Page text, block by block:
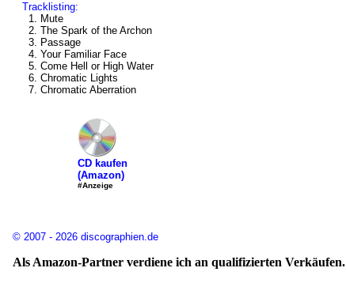
Tracklisting:
1. Mute
2. The Spark of the Archon
3. Passage
4. Your Familiar Face
5. Come Hell or High Water
6. Chromatic Lights
7. Chromatic Aberration
CD kaufen
(Amazon)
#Anzeige
© 2007 - 2026 discographien.de
Als Amazon-Partner verdiene ich an qualifizierten Verkäufen.